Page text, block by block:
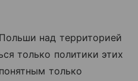
над территорией
только политики этих
только